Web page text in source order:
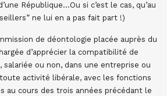
République…Ou si c’est le cas, qu’au
ne lui en a pas fait part !)
de déontologie placée auprès du
d’apprécier la compatibilité de
ou non, dans une entreprise ou
activité libérale, avec les fonctions
au cours des trois années précédant le